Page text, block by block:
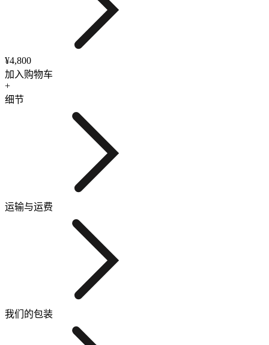
¥4,800
加入购物车
+
细节
运输与运费
我们的包装